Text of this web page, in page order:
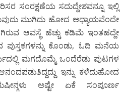
ಸಂರಕ್ಷಣೆಯ ಸದುದ್ದೇಶವನ್ನೂ ಇಲ್ಲಿ
ಮುಗಿದು ಹೋದ ಅಧ್ಯಾಯವೆಂದೇ
ಆವಸ್ಥೆ ಹೆಚ್ಚು ಕಡಿಮೆ ಇಂತಹದ್ದೇ
ಕೊಂಡು, ಓದಿ ಮನೆಯ
ಮಗದೊಮ್ಮೆ ಒಂದೆರೆಡು ಪುಟಗಳ
ಇನ್ನು ಕಳೆದುಹೋದ
ಅಷ್ಟೇ ಏಕೆ ಸಂಪೂರ್ಣ